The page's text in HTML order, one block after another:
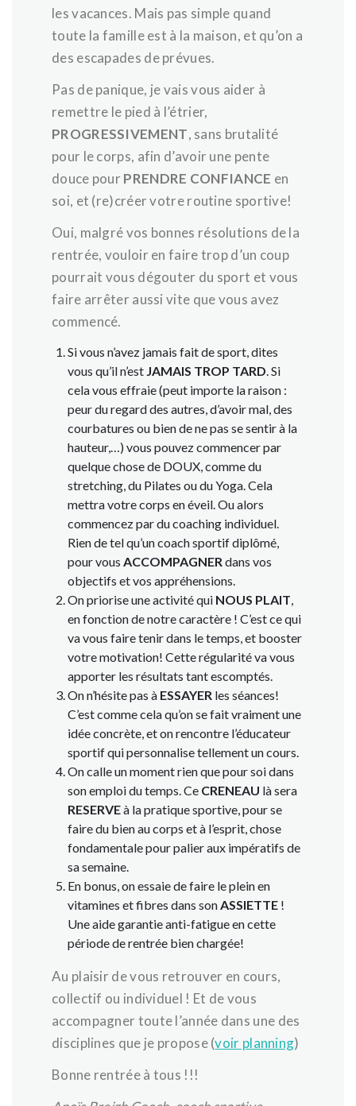
les vacances. Mais pas simple quand
toute la famille est à la maison, et qu’on a
des escapades de prévues.
Pas de panique, je vais vous aider à
remettre le pied à l’étrier,
PROGRESSIVEMENT, sans brutalité
pour le corps, afin d’avoir une pente
douce pour PRENDRE CONFIANCE en
soi, et (re)créer votre routine sportive!
Oui, malgré vos bonnes résolutions de la
rentrée, vouloir en faire trop d’un coup
pourrait vous dégouter du sport et vous
faire arrêter aussi vite que vous avez
commencé.
Si vous n’avez jamais fait de sport, dites
vous qu’il n’est JAMAIS TROP TARD. Si
cela vous effraie (peut importe la raison :
peur du regard des autres, d’avoir mal, des
courbatures ou bien de ne pas se sentir à la
hauteur,…) vous pouvez commencer par
quelque chose de DOUX, comme du
stretching, du Pilates ou du Yoga. Cela
mettra votre corps en éveil. Ou alors
commencez par du coaching individuel.
Rien de tel qu’un coach sportif diplômé,
pour vous ACCOMPAGNERdans vos
objectifs et vos appréhensions.
On priorise une activité qui NOUS PLAIT,
en fonction de notre caractère ! C’est ce qui
va vous faire tenir dans le temps, et booster
votre motivation! Cette régularité va vous
apporter les résultats tant escomptés.
On n’hésite pas à ESSAYER les séances!
C’est comme cela qu’on se fait vraiment une
idée concrète, et on rencontre l’éducateur
sportif qui personnalise tellement un cours.
On calle un moment rien que pour soi dans
son emploi du temps. Ce CRENEAU là sera
RESERVEà la pratique sportive, pour se
faire du bien au corps et à l’esprit, chose
fondamentale pour palier aux impératifs de
sa semaine.
En bonus, on essaie de faire le plein en
vitamines et fibres dans sonASSIETTE !
Une aide garantie anti-fatigue en cette
période de rentrée bien chargée!
Au plaisir de vous retrouver en cours,
collectif ou individuel ! Et de vous
accompagner toute l’année dans une des
disciplines que je propose (voir planning)
Bonne rentrée à tous !!!